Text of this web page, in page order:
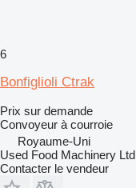
6
Bonfiglioli Ctrak
Prix sur demande
Convoyeur à courroie
Royaume-Uni
Used Food Machinery Ltd
Contacter le vendeur